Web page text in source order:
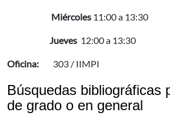
Miércoles 11:00 a 13:30
Jueves 12:00 a 13:30
Oficina: 303 / IIMPI
Búsquedas bibliográficas
de grado o en general